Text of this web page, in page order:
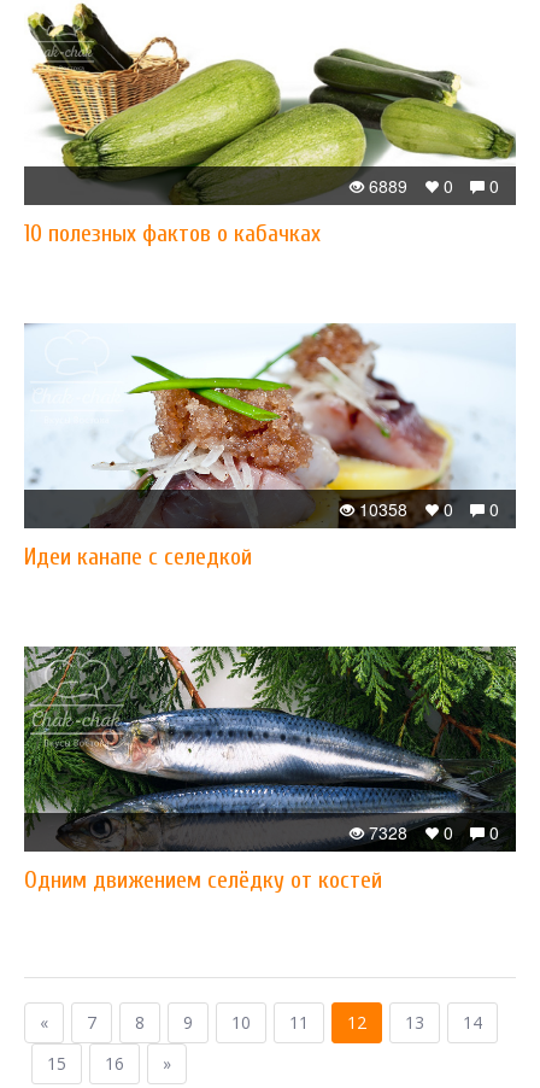
0
0
6889
10 полезных фактов о кабачках
0
0
10358
Идеи канапе с селедкой
0
0
7328
Одним движением селёдку от костей
« 7 8 9 10 11 12 13
14
15
16 »